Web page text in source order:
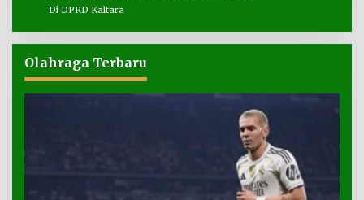
Di DPRD Kaltara
Olahraga Terbaru